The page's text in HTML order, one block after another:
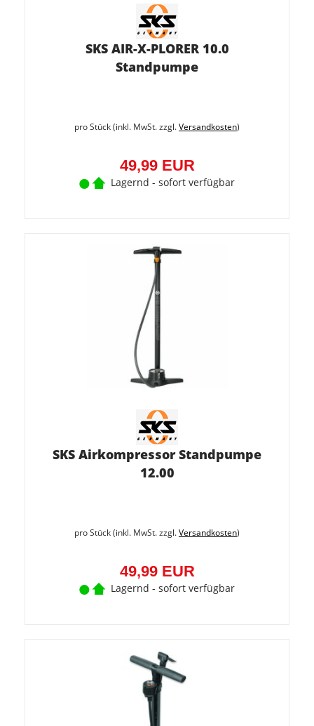
SKS AIR-X-PLORER 10.0
Standpumpe
pro Stück (inkl. MwSt. zzgl.Versandkosten)
49,99 EUR
Lagernd - sofort verfügbar
SKS Airkompressor Standpumpe
12.00
pro Stück (inkl. MwSt. zzgl.Versandkosten)
49,99 EUR
Lagernd - sofort verfügbar